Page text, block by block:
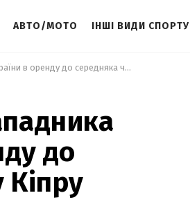
АВТО/МОТО ІНШІ ВИДИ СПОРТУ
Динамо відправило нападника збірної України в оренду до середняка чемпіонату Кіпру
до